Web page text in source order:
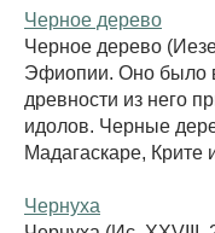
Черное дерево
Черное дерево
Эфиопии. Оно было
древности из него
идолов. Черные
Мадагаскаре, Крите
Чернуха